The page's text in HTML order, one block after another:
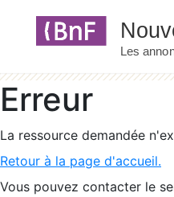
Erreur
La ressource demandée
Retour à la page d'accueil.
Vous pouvez contacter le